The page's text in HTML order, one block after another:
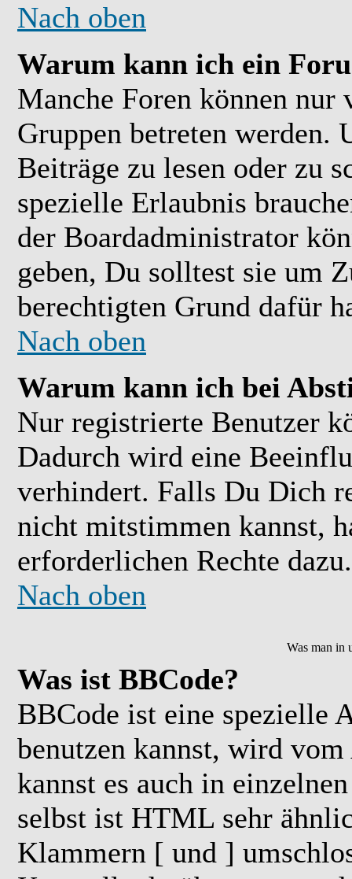
Nach oben
Warum kann ich ein
Manche Foren können nur
Gruppen betreten werden.
Beiträge zu lesen oder zu
spezielle Erlaubnis
der Boardadministrator
geben, Du solltest sie um
berechtigten Grund dafür
Nach oben
Warum kann ich bei
Nur registrierte Benutzer
Dadurch wird eine
verhindert. Falls Du Dich
nicht mitstimmen kannst,
erforderlichen Rechte dazu.
Nach oben
Was man in
Was ist BBCode?
BBCode ist eine spezielle
benutzen kannst, wird
kannst es auch in
selbst ist HTML sehr
Klammern [ und ]